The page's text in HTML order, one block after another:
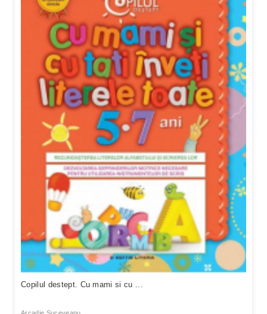
Copilul destept. Cu mami si cu ...